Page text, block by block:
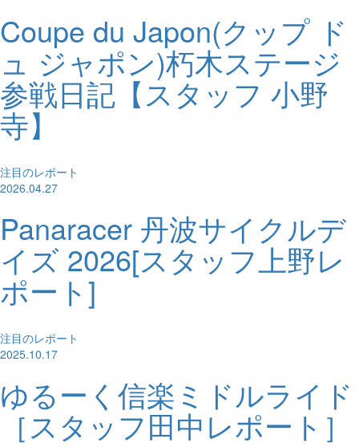
Coupe du Japon(クップ ド
ュ ジャポン)朽木ステージ
参戦日記【スタッフ 小野
寺】
注目のレポート
2026.04.27
Panaracer 丹波サイクルデ
イズ 2026[スタッフ上野レ
ポート]
注目のレポート
2025.10.17
ゆるーく信楽ミドルライド
［スタッフ田中レポート］